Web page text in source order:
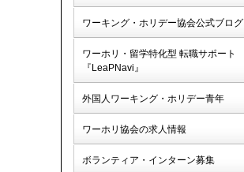
ワーキング・ホリデー協会公式ブログ
ワーホリ・留学特化型 転職サポート
『LeaPNavi』
外国人ワーキング・ホリデー青年
ワーホリ協会の求人情報
ボランティア・インターン募集